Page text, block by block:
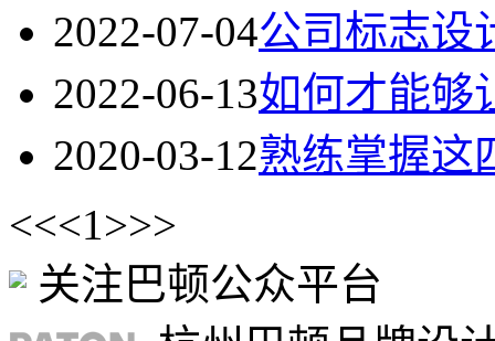
2022-07-04公司标志设
2022-06-13如何才能够
2020-03-12熟练掌握这
<<<1>>>
关注巴顿公众平台